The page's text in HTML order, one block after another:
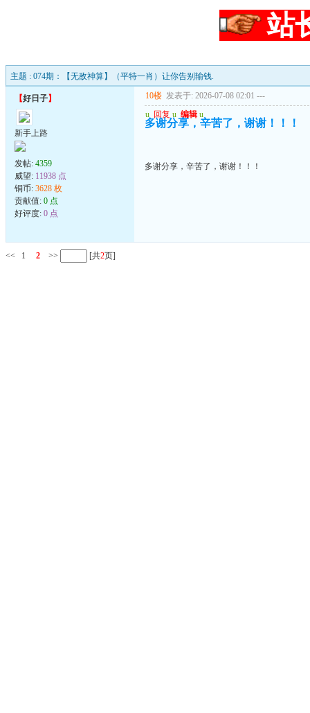
站
主题 : 074期：【无敌神算】（平特一肖）让你告别输钱.
【好日子】
新手上路
发帖: 4359
威望: 11938 点
铜币: 3628 枚
贡献值: 0 点
好评度: 0 点
10楼 发表于: 2026-07-08 02:01 ---
u 回复 u 编辑 u
多谢分享，辛苦了，谢谢！！！
多谢分享，辛苦了，谢谢！！！
<< 1 2 >> [共2页]